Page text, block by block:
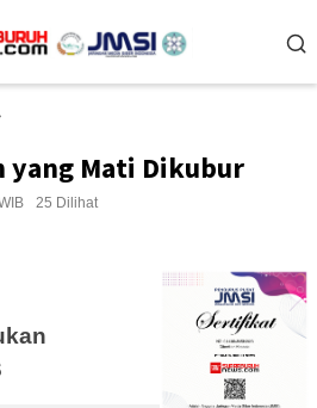
yang Mati Dikubur
25 Dilihat